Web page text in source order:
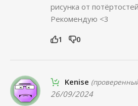
рисунка от
Рекомендую <3
1 0
Kenise
26/09/2024